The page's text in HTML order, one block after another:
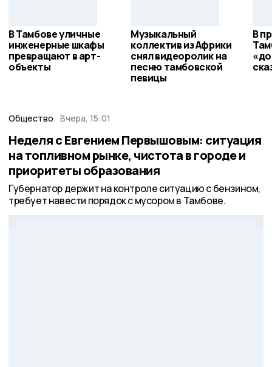
В Тамбове уличные
инженерные шкафы
превращают в арт-
объекты
Музыкальный
коллектив из Африки
снял видеоролик на
песню тамбовской
певицы
В
Общество Вчера, 15:01
Неделя с Евгением Первышовым: ситуация
на топливном рынке, чистота в городе и
приоритеты образования
Губернатор держит на контроле ситуацию с бензином,
требует навести порядок с мусором в Тамбове.